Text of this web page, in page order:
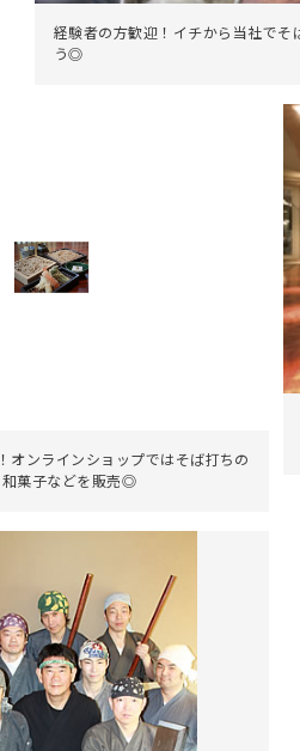
経験者の方歓迎！イチから当社でそ
う◎
オンラインショップではそば打ちの
和菓子などを販売◎